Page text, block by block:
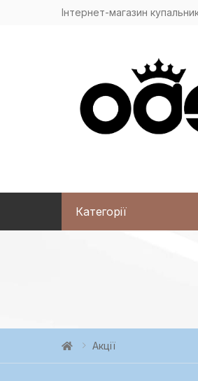
Інтернет-магазин
Категорії
Акції